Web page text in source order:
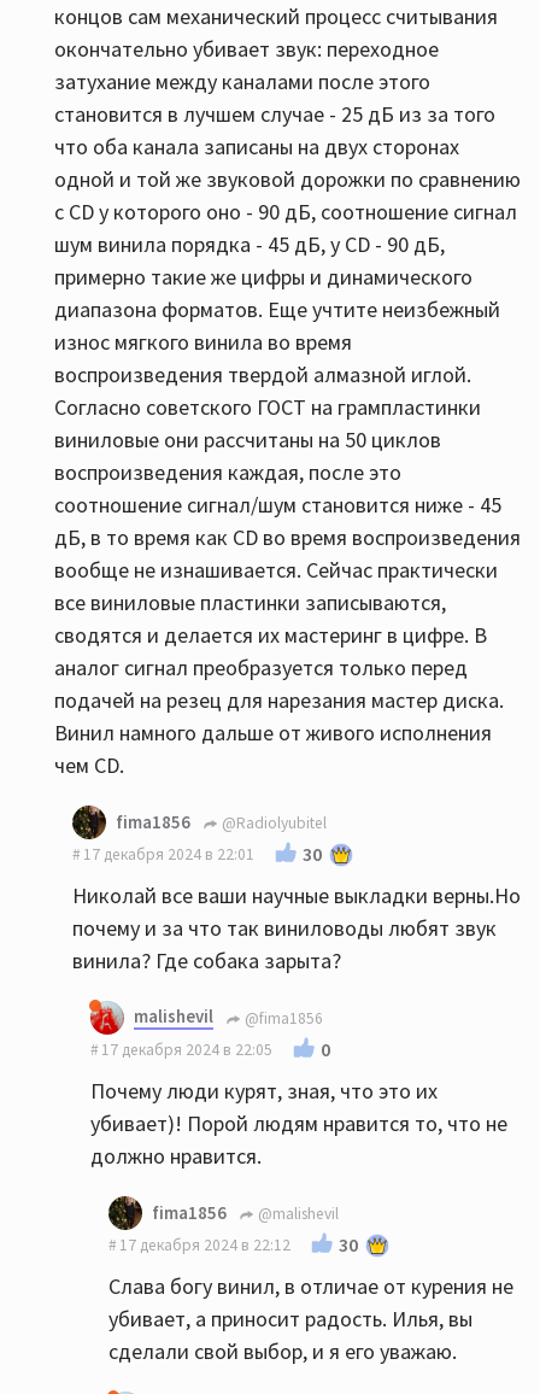
концов сам механический процесс считывания
окончательно убивает звук: переходное
затухание между каналами после этого
становится в лучшем случае - 25 дБ из за того
что оба канала записаны на двух сторонах
одной и той же звуковой дорожки по сравнению
с CD у которого оно - 90 дБ, соотношение сигнал
шум винила порядка - 45 дБ, у СD - 90 дБ,
примерно такие же цифры и динамического
диапазона форматов. Еще учтите неизбежный
износ мягкого винила во время
воспроизведения твердой алмазной иглой.
Согласно советского ГОСТ на грампластинки
виниловые они рассчитаны на 50 циклов
воспроизведения каждая, после это
соотношение сигнал/шум становится ниже - 45
дБ, в то время как СD во время воспроизведения
вообще не изнашивается. Сейчас практически
все виниловые пластинки записываются,
сводятся и делается их мастеринг в цифре. В
аналог сигнал преобразуется только перед
подачей на резец для нарезания мастер диска.
Винил намного дальше от живого исполнения
чем CD.
fima1856
@Radiolyubitel
17 декабря 2024 в 22:01
30
Николай все ваши научные выкладки верны.Но
почему и за что так виниловоды любят звук
винила? Где собака зарыта?
malishevil
@fima1856
17 декабря 2024 в 22:05
0
Почему люди курят, зная, что это их
убивает)! Порой людям нравится то, что не
должно нравится.
fima1856
@malishevil
17 декабря 2024 в 22:12
30
Слава богу винил, в отличае от курения не
убивает, а приносит радость. Илья, вы
сделали свой выбор, и я его уважаю.